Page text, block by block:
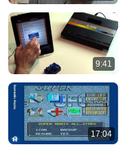
9:41
17:04